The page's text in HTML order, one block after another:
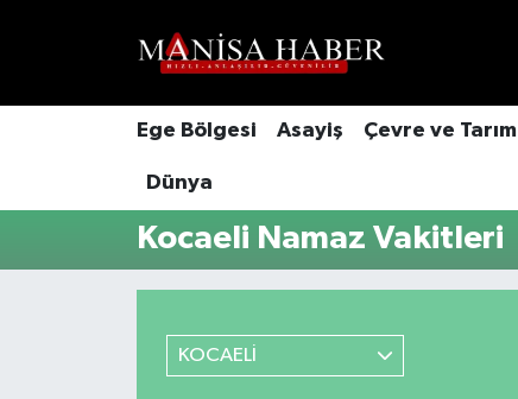
Ege Bölgesi Asayiş Çevre ve Tarım
Dünya
Kocaeli Namaz Vakitleri
KOCAELİ
Süper Lig Puan Durumu ve Fikstür
Tüm Manşetler
Son Dakika Haberleri